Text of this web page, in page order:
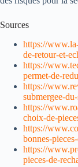
Sources
https://
de-retour-et-
https://
permet-de-
https://
submergee-
https://
choix-de-
https://
bonnes-
https://
pieces-de-